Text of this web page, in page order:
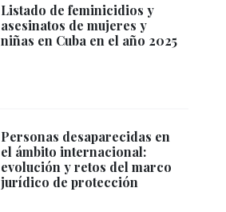
Listado de feminicidios y
asesinatos de mujeres y
niñas en Cuba en el año 2025
Personas desaparecidas en
el ámbito internacional:
evolución y retos del marco
jurídico de protección